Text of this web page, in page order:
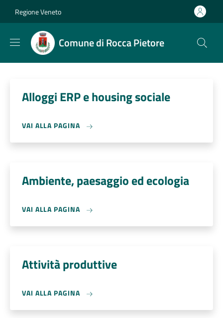
Regione Veneto
Comune di Rocca Pietore
Alloggi ERP e housing sociale
VAI ALLA PAGINA
Ambiente, paesaggio ed ecologia
VAI ALLA PAGINA
Attività produttive
VAI ALLA PAGINA